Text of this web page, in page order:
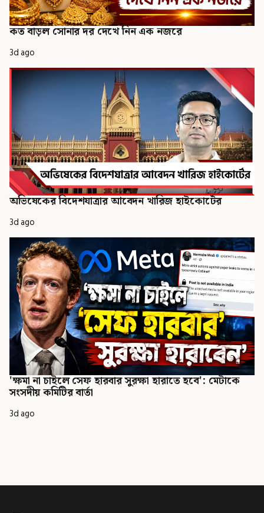
কত বাড়ল সোনার দর দেখে নিন এক নজরে
3d ago
অভিষেকের বিদেশযাত্রার আবেদন খারিজ হাইকোর্টের
3d ago
'ক্ষমা না চাইলে সেফ হারবার সুরক্ষা হারাতে হবে': মেটাকে
সংসদীয় কমিটির বার্তা
3d ago